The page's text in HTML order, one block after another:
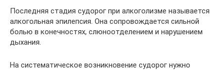
Последняя стадия судорог при алкоголизме называется
алкогольная эпилепсия. Она сопровождается сильной
болью в конечностях, слюноотделением и нарушением
дыхания.
На систематическое возникновение судорог нужно